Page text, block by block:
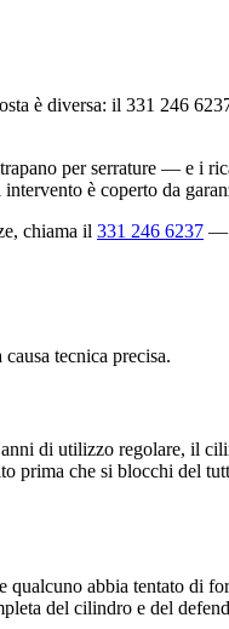
è diversa: il 331 246
per serrature — e i
è coperto da
chiama il 331 246 6237 —
tecnica precisa.
di utilizzo regolare, il
prima che si blocchi del
abbia tentato di
del cilindro e del